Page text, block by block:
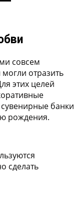
совсем
отразить
этих целей
банки
рождения.
сделать